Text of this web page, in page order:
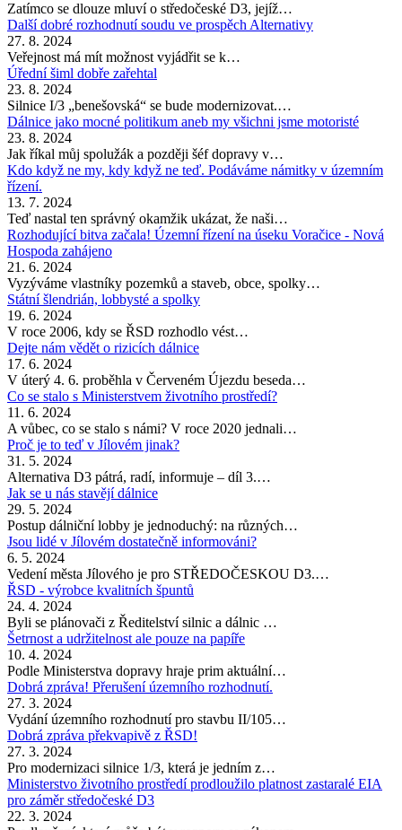
Zatímco se dlouze mluví o středočeské D3, jejíž…
Další dobré rozhodnutí soudu ve prospěch Alternativy
27. 8. 2024
Veřejnost má mít možnost vyjádřit se k…
Úřední šiml dobře zařehtal
23. 8. 2024
Silnice I/3 „benešovská“ se bude modernizovat.…
Dálnice jako mocné politikum aneb my všichni jsme motoristé
23. 8. 2024
Jak říkal můj spolužák a později šéf dopravy v…
Kdo když ne my, kdy když ne teď. Podáváme námitky v územním
řízení.
13. 7. 2024
Teď nastal ten správný okamžik ukázat, že naši…
Rozhodující bitva začala! Územní řízení na úseku Voračice - Nová
Hospoda zahájeno
21. 6. 2024
Vyzýváme vlastníky pozemků a staveb, obce, spolky…
Státní šlendrián, lobbysté a spolky
19. 6. 2024
V roce 2006, kdy se ŘSD rozhodlo vést…
Dejte nám vědět o rizicích dálnice
17. 6. 2024
V úterý 4. 6. proběhla v Červeném Újezdu beseda…
Co se stalo s Ministerstvem životního prostředí?
11. 6. 2024
A vůbec, co se stalo s námi? V roce 2020 jednali…
Proč je to teď v Jílovém jinak?
31. 5. 2024
Alternativa D3 pátrá, radí, informuje – díl 3.…
Jak se u nás stavějí dálnice
29. 5. 2024
Postup dálniční lobby je jednoduchý: na různých…
Jsou lidé v Jílovém dostatečně informováni?
6. 5. 2024
Vedení města Jílového je pro STŘEDOČESKOU D3.…
ŘSD - výrobce kvalitních špuntů
24. 4. 2024
Byli se plánovači z Ředitelství silnic a dálnic …
Šetrnost a udržitelnost ale pouze na papíře
10. 4. 2024
Podle Ministerstva dopravy hraje prim aktuální…
Dobrá zpráva! Přerušení územního rozhodnutí.
27. 3. 2024
Vydání územního rozhodnutí pro stavbu II/105…
Dobrá zpráva překvapivě z ŘSD!
27. 3. 2024
Pro modernizaci silnice 1/3, která je jedním z…
Ministerstvo životního prostředí prodloužilo platnost zastaralé EIA
pro záměr středočeské D3
22. 3. 2024